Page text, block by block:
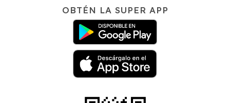
OBTÉN LA SUPER APP